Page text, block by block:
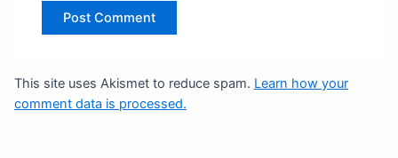
This site uses Akismet to reduce spam. Learn how your
comment data is processed.